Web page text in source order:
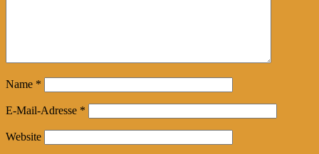
Name *
E-Mail-Adresse *
Website